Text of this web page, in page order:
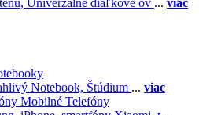
Univerzálne diaľkové ov ... viac
Notebook, Štúdium ... viac
Mobilné Telefóny